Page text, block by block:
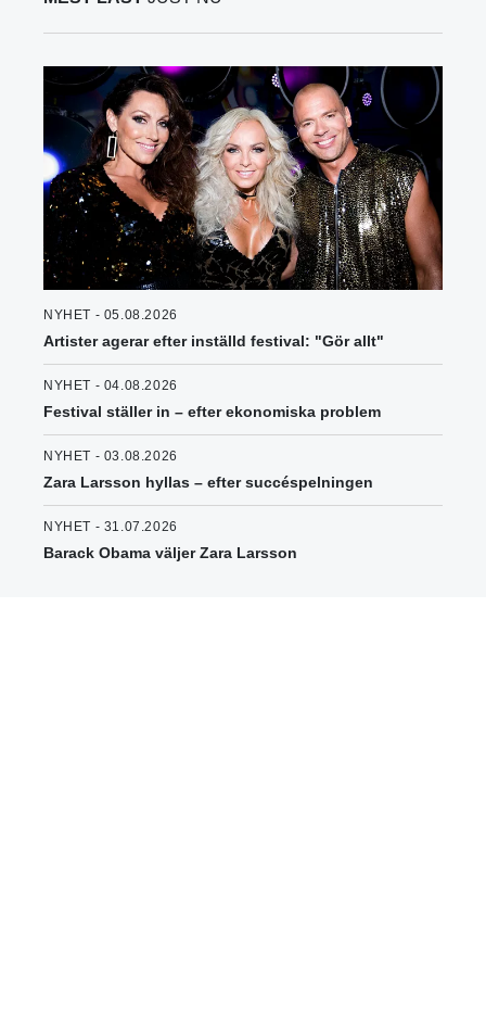
NYHET - 05.08.2026
Artister agerar efter inställd festival: "Gör allt"
NYHET - 04.08.2026
Festival ställer in – efter ekonomiska problem
NYHET - 03.08.2026
Zara Larsson hyllas – efter succéspelningen
NYHET - 31.07.2026
Barack Obama väljer Zara Larsson